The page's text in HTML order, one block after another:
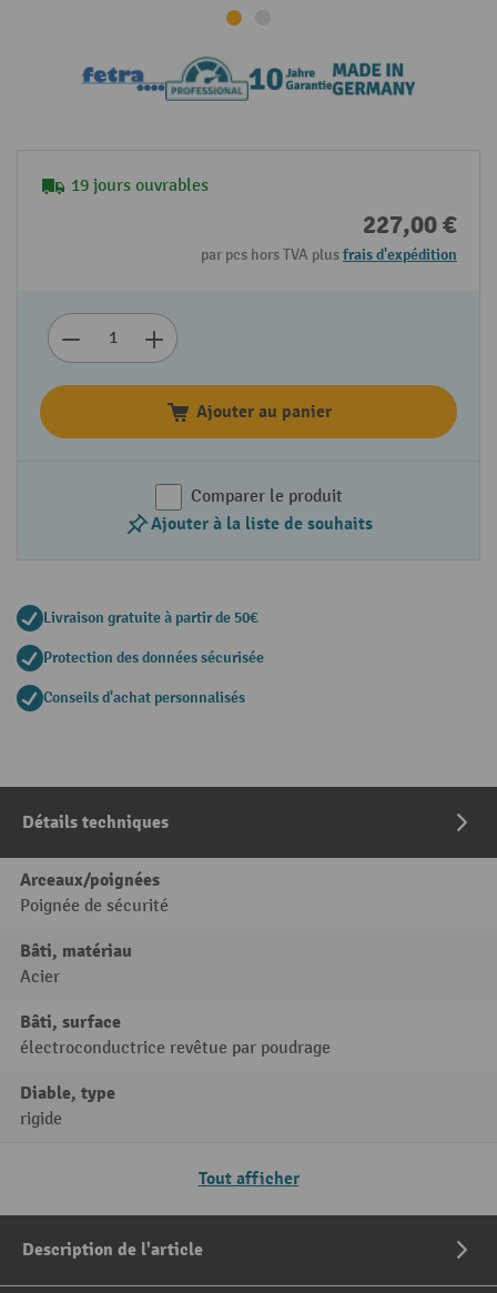
19 jours ouvrables
227,00 €
par pcs hors TVA plusfrais d'expédition
Ajouter au panier
Comparer le produit
Ajouter à la liste de souhaits
Livraison gratuite à partir de 50€
Protection des données sécurisée
Conseils d'achat personnalisés
Détails techniques
Arceaux/poignées
Poignée de sécurité
Bâti, matériau
Acier
Bâti, surface
électroconductrice revêtue par poudrage
Diable, type
rigide
Tout afficher
Description de l'article